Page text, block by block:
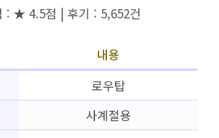
: ★ 4.5점 | 후기 : 5,652건
내용
로우탑
사계절용